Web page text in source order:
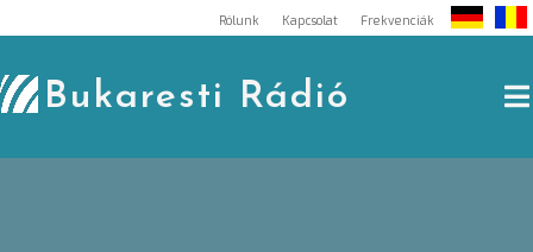
to
content
Rólunk Kapcsolat Frekvenciák
Bukaresti Rádió